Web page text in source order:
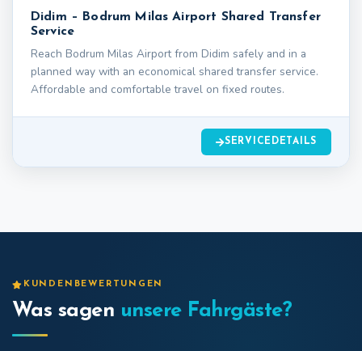
Didim – Bodrum Milas Airport Shared Transfer
Service
Reach Bodrum Milas Airport from Didim safely and in a
planned way with an economical shared transfer service.
Affordable and comfortable travel on fixed routes.
SERVICEDETAILS
KUNDENBEWERTUNGEN
Was sagen unsere Fahrgäste?